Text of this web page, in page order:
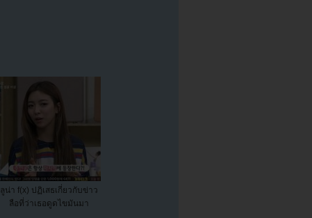
ลูน่า f(x) ปฏิเสธเกี่ยวกับข่าว
ลือที่ว่าเธอดูดไขมันมา